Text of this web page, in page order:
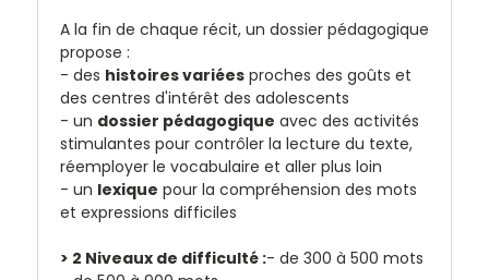
A la fin de chaque récit, un dossier pédagogique
propose :
- des histoires variées proches des goûts et
des centres d'intérêt des adolescents
- un dossier pédagogique avec des activités
stimulantes pour contrôler la lecture du texte,
réemployer le vocabulaire et aller plus loin
- un lexique pour la compréhension des mots
et expressions difficiles
> 2 Niveaux de difficulté :- de 300 à 500 mots